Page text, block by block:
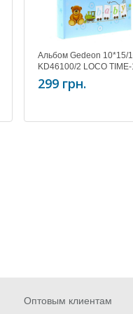
Альбом Gedeon 10*15/
KD46100/2 LOCO TIME-
Blue
299 грн.
Оптовым клиентам